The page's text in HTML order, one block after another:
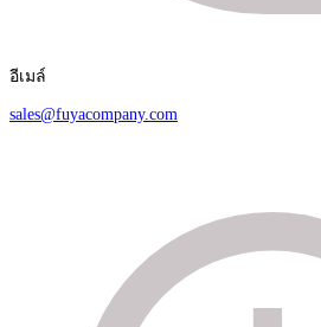
อีเมล์
sales@fuyacompany.com